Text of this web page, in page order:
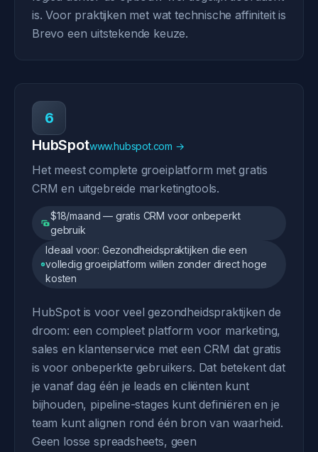
is. Voor praktijken met wat technische affiniteit is
Brevo een uitstekende keuze.
6
HubSpotwww.hubspot.com →
Het meest complete groeiplatform met gratis
CRM en uitgebreide marketingtools.
$18/maand — gratis CRM voor onbeperkt
gebruik
Ideaal voor: Gezondheidspraktijken die een
volledig groeiplatform willen zonder direct hoge
kosten
HubSpot is voor veel gezondheidspraktijken de
droom: een compleet platform voor marketing,
sales en klantenservice met een CRM dat gratis
is voor onbeperkte gebruikers. Dat betekent dat
je vanaf dag één je leads en cliënten kunt
bijhouden, pipeline-stages kunt definiëren en je
team kunt alignen rond één bron van waarheid.
Geen losse spreadsheets, geen